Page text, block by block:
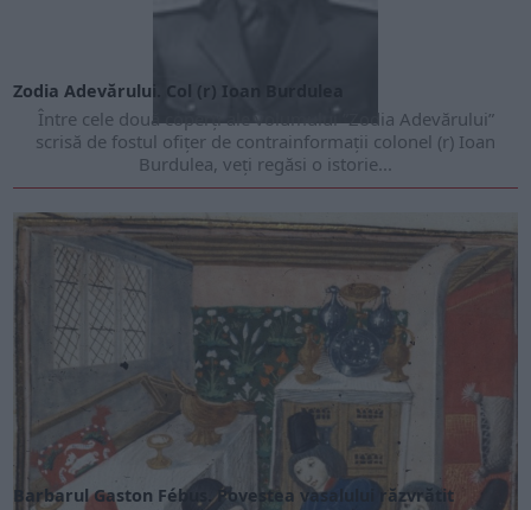
Zodia Adevărului. Col (r) Ioan Burdulea
Între cele două coperți ale volumului ”Zodia Adevărului”
scrisă de fostul ofițer de contrainformații colonel (r) Ioan
Burdulea, veți regăsi o istorie...
Barbarul Gaston Fébus. Povestea vasalului răzvrătit